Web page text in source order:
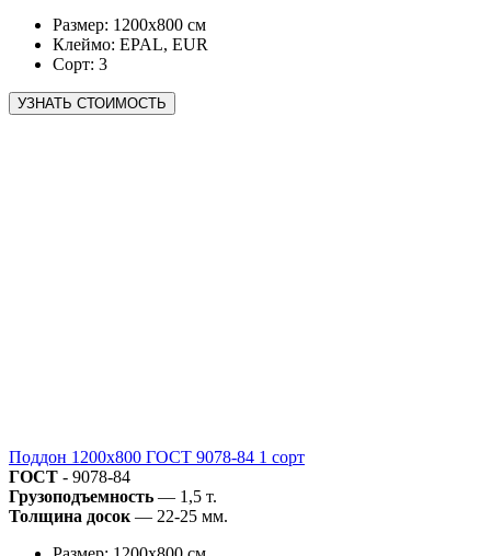
Размер: 1200х800 см
Клеймо: EPAL, EUR
Сорт: 3
Поддон 1200х800 ГОСТ 9078-84 1 сорт
ГОСТ - 9078-84
Грузоподъемность — 1,5 т.
Толщина досок — 22-25 мм.